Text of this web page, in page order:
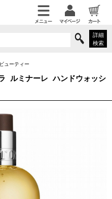
詳細
検索
ューティー
ルミナーレ ハンドウォッシ